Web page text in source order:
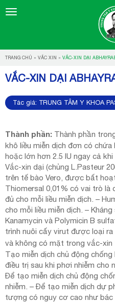
TRANG CHỦ » VẮC XIN » VẮC-XIN DẠI
VẮC-XIN DẠI
Tác giả: TRUNG TÂM Y KHOA
Thành phần: Thành phần
khô liều miễn dịch đơn có
hoặc lớn hơn 2.5 IU ngay cả
Vắc-xin dại (chủng L.Pasteur
trên tế bào Vero, được bất
Thiomersal 0,01% có vai trò
đủ cho mỗi liều miễn dịch. –
cho mỗi liều miễn dịch. –
Kanamycin và Polymicin B
trình nuôi cấy virut được loại
và không có mặt trong vắc-xin
Tạo miễn dịch chủ động
điều trị sau khi phơi nhiễm
Để tạo miễn dịch chủ động
nhiễm. – Để tạo miễn dịch dự
tượng có nguy cơ cao như bác